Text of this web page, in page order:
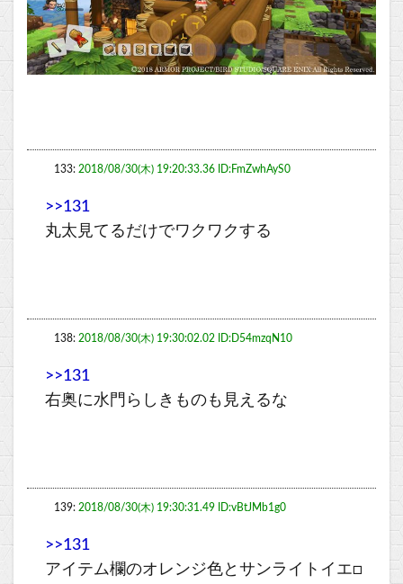
133: 2018/08/30(木) 19:20:33.36 ID:FmZwhAyS0
>>131
丸太見てるだけでワクワクする
138: 2018/08/30(木) 19:30:02.02 ID:D54mzqN10
>>131
右奥に水門らしきものも見えるな
139: 2018/08/30(木) 19:30:31.49 ID:vBtJMb1g0
>>131
アイテム欄のオレンジ色とサンライトイエ□